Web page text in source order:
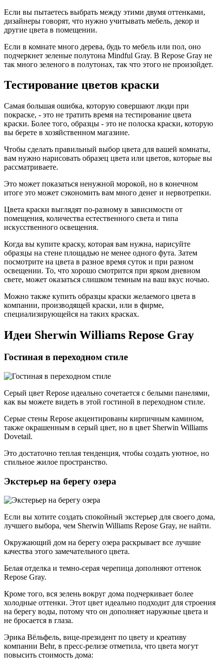
Если вы пытаетесь выбрать между этими двумя оттенками,
дизайнеры говорят, что нужно учитывать мебель, декор и
другие цвета в помещении.
Если в комнате много дерева, будь то мебель или пол, оно
подчеркнет зеленые полутона Mindful Gray. В Repose Gray не
так много зеленого в полутонах, так что этого не произойдет.
Тестирование цветов краски
Самая большая ошибка, которую совершают люди при
покраске, - это не тратить время на тестирование цвета
краски. Более того, образцы - это не полоска краски, которую
вы берете в хозяйственном магазине.
Чтобы сделать правильный выбор цвета для вашей комнаты,
вам нужно нарисовать образец цвета или цветов, которые вы
рассматриваете.
Это может показаться ненужной морокой, но в конечном
итоге это может сэкономить вам много денег и нервотрепки.
Цвета краски выглядят по-разному в зависимости от
помещения, количества естественного света и типа
искусственного освещения.
Когда вы купите краску, которая вам нужна, нарисуйте
образцы на стене площадью не менее одного фута. Затем
посмотрите на цвета в разное время суток и при разном
освещении. То, что хорошо смотрится при ярком дневном
свете, может оказаться слишком темным на ваш вкус ночью.
Можно также купить образцы краски желаемого цвета в
компании, производящей краски, или в фирме,
специализирующейся на таких красках.
Идеи Sherwin Williams Repose Gray
Гостиная в переходном стиле
Серый цвет Repose идеально сочетается с белыми панелями,
как вы можете видеть в этой гостиной в переходном стиле.
Серые стены Repose акцентированы кирпичным камином,
также окрашенным в серый цвет, но в цвет Sherwin Williams
Dovetail.
Это достаточно теплая тенденция, чтобы создать уютное, но
стильное жилое пространство.
Экстерьер на берегу озера
Если вы хотите создать спокойный экстерьер для своего дома,
лучшего выбора, чем Sherwin Williams Repose Gray, не найти.
Окружающий дом на берегу озера раскрывает все лучшие
качества этого замечательного цвета.
Белая отделка и темно-серая черепица дополняют оттенок
Repose Gray.
Кроме того, вся зелень вокруг дома подчеркивает более
холодные оттенки. Этот цвет идеально подходит для строения
на берегу воды, потому что он дополняет наружные цвета и
не бросается в глаза.
Эрика Вёльфель, вице-президент по цвету и креативу
компании Behr, в пресс-релизе отметила, что цвета могут
повысить стоимость дома: